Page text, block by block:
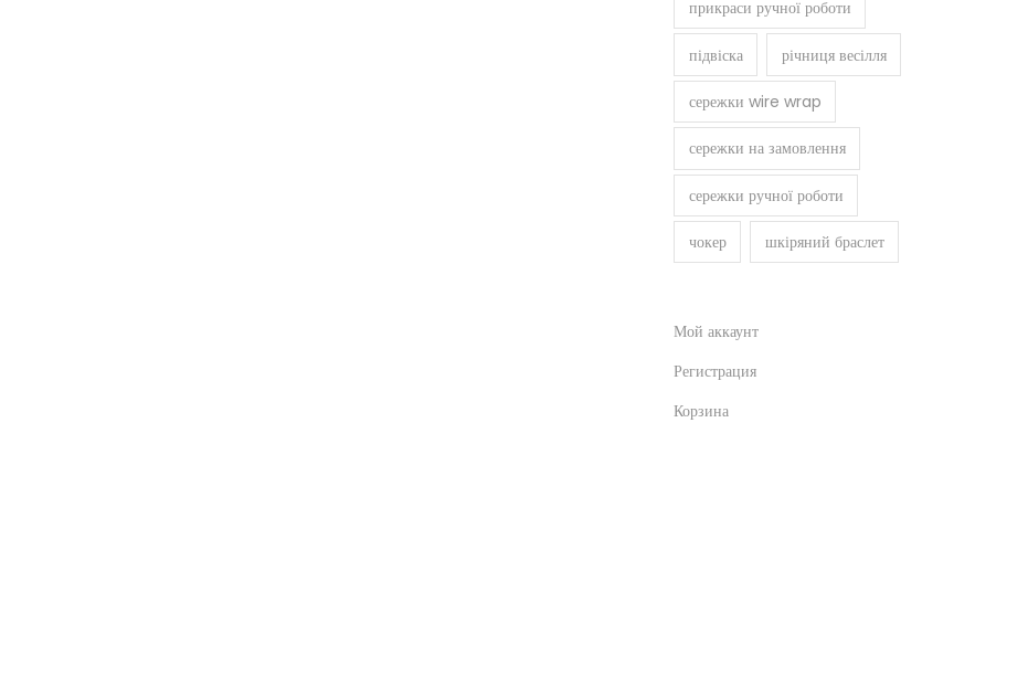
прикраси ручної роботи
підвіска річниця весілля
сережки wire wrap
сережки на замовлення
сережки ручної роботи
чокер шкіряний браслет
Мой аккаунт
Регистрация
Корзина